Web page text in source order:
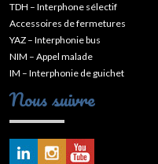
TDH – Interphone sélectif
Accessoires de fermetures
YAZ – Interphonie bus
NIM – Appel malade
IM – Interphonie de guichet
Nous suivre